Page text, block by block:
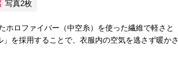
写真2枚
ホロファイバー（中空糸）を使った繊維で軽さと
を採用することで、衣服内の空気を逃さず暖かさ